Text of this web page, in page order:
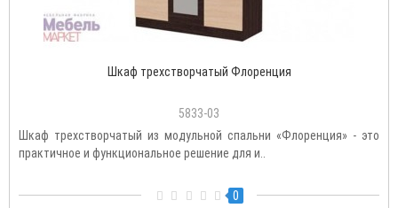
Шкаф трехстворчатый Флоренция
5833-03
Шкаф трехстворчатый из модульной спальни «Флоренция» - это
практичное и функциональное решение для и..
0